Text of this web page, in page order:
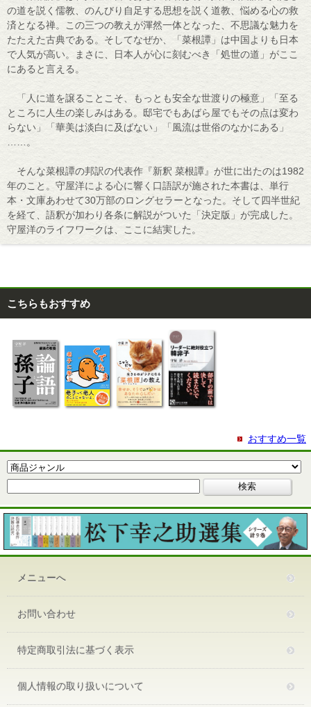
の道を説く儒教、のんびり自足する思想を説く道教、悩める心の救
済となる禅。この三つの教えが渾然一体となった、不思議な魅力を
たたえた古典である。そしてなぜか、「菜根譚」は中国よりも日本
で人気が高い。まさに、日本人が心に刻むべき「処世の道」がここ
にあると言える。
「人に道を譲ることこそ、もっとも安全な世渡りの極意」「至る
ところに人生の楽しみはある。邸宅でもあばら屋でもその点は変わ
らない」「華美は淡白に及ばない」「風流は世俗のなかにある」
……。
そんな菜根譚の邦訳の代表作『新釈 菜根譚』が世に出たのは1982
年のこと。守屋洋による心に響く口語訳が施された本書は、単行
本・文庫あわせて30万部のロングセラーとなった。そして四半世紀
を経て、語釈が加わり各条に解説がついた「決定版」が完成した。
守屋洋のライフワークは、ここに結実した。
こちらもおすすめ
おすすめ一覧
メニューへ
お問い合わせ
特定商取引法に基づく表示
個人情報の取り扱いについて